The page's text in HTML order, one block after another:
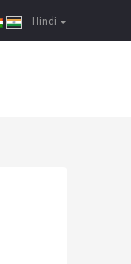
Hindi